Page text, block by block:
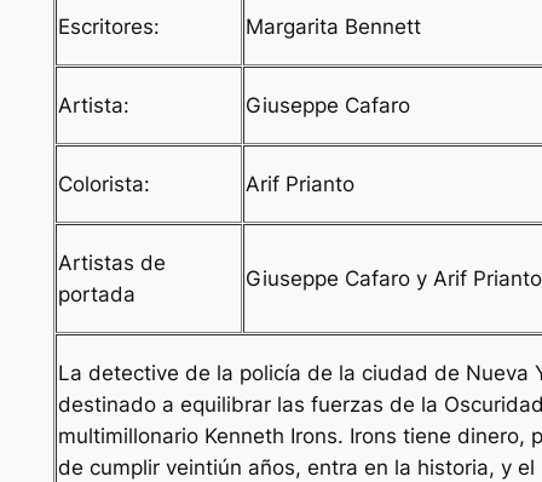
Escritores: Margarita Bennett
Artista: Giuseppe Cafaro
Colorista: Arif Prianto
Artistas de
portada
Giuseppe Cafaro y Arif Prianto
La detective de la policía de la ciudad de Nueva
destinado a equilibrar las fuerzas de la
multimillonario Kenneth Irons. Irons tiene
de cumplir veintiún años, entra en la historia, y